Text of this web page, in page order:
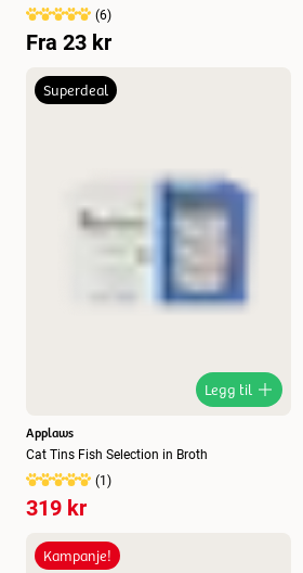
(6)
Fra 23 kr
Superdeal
Legg til
Applaws
Cat Tins Fish Selection in Broth
(1)
319 kr
Kampanje!